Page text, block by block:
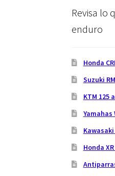
Revisa lo
enduro
Honda
Suzuki
KTM 125
Yamahas
Kawasaki
Honda